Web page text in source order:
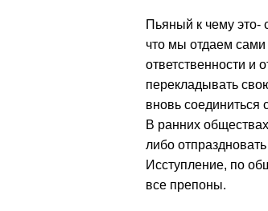
Пьяный к чему это-
что мы отдаем
ответственности и
перекладывать
вновь соединиться
В ранних
либо
Исступление, по
все препоны.